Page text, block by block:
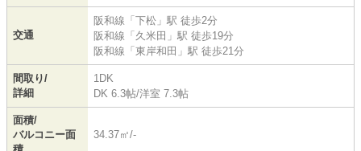
交通
阪和線 「 下松 」駅 徒歩2分
阪和線 「 久米田 」駅 徒歩19分
阪和線 「 東岸和田 」駅 徒歩21分
間取り/
詳細
1DK
DK 6.3帖/洋室 7.3帖
面積/
バルコニー面
34.37㎡/-